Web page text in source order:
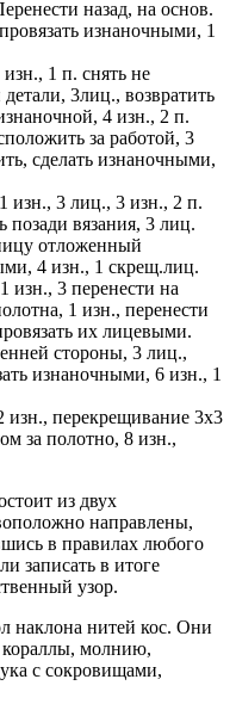
назад, на основ.
изнаночными, 1
1 п. снять не
3лиц., возвратить
4 изн., 2 п.
за работой, 3
сделать изнаночными,
изн., 3 лиц., 3 изн., 2 п.
позади вязания, 3 лиц.
отложенный
4 изн., 1 скрещ.лиц.
3 перенести на
1 изн., перенести
их лицевыми.
стороны, 3 лиц.,
изнаночными, 6 изн., 1
перекрещивание 3х3
за полотно, 8 изн.,
из двух
направлены,
в правилах любого
записать в итоге
узор.
наклона нитей кос. Они
кораллы, молнию,
с сокровищами,